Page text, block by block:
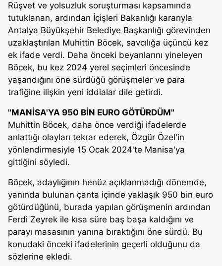
Rüşvet ve yolsuzluk soruşturması kapsamında
tutuklanan, ardından İçişleri Bakanlığı kararıyla
Antalya Büyükşehir Belediye Başkanlığı görevinden
uzaklaştırılan Muhittin Böcek, savcılığa üçüncü kez
ek ifade verdi. Daha önceki beyanlarını yineleyen
Böcek, bu kez 2024 yerel seçimleri öncesinde
yaşandığını öne sürdüğü görüşmeler ve para
trafiğine ilişkin yeni iddialar dile getirdi.
"MANİSA'YA 950 BİN EURO GÖTÜRDÜM"
Muhittin Böcek, daha önce verdiği ifadelerde
anlattığı olayları tekrar ederek, Özgür Özel'in
yönlendirmesiyle 15 Ocak 2024'te Manisa'ya
gittiğini söyledi.
Böcek, adaylığının henüz açıklanmadığı dönemde,
yanında bulunan çanta içinde yaklaşık 950 bin euro
götürdüğünü, burada yapılan görüşmenin ardından
Ferdi Zeyrek ile kısa süre baş başa kaldığını ve
parayı masasının yanına bıraktığını öne sürdü. Bu
konudaki önceki ifadelerinin geçerli olduğunu da
sözlerine ekledi.